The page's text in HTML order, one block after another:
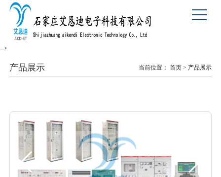
-->
产品展示 当前位置： 首页 > 产品展示